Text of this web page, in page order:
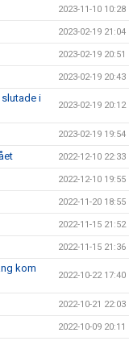
2023-11-10 10:28
2023-02-19 21:04
2023-02-19 20:51
2023-02-19 20:43
i
2023-02-19 20:12
2023-02-19 19:54
2022-12-10 22:33
2022-12-10 19:55
2022-11-20 18:55
2022-11-15 21:52
2022-11-15 21:36
kom
2022-10-22 17:40
2022-10-21 22:03
2022-10-09 20:11